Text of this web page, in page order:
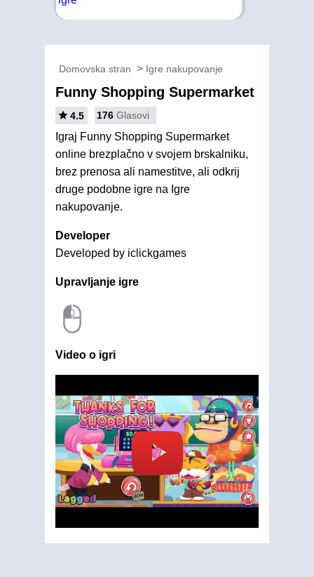
Domovska stran Igre nakupovanje
Funny Shopping Supermarket
4.5 176 Glasovi
Igraj Funny Shopping Supermarket
online brezplačno v svojem brskalniku,
brez prenosa ali namestitve, ali odkrij
druge podobne igre na Igre
nakupovanje.
Developer
Developed by iclickgames
Upravljanje igre
Video o igri